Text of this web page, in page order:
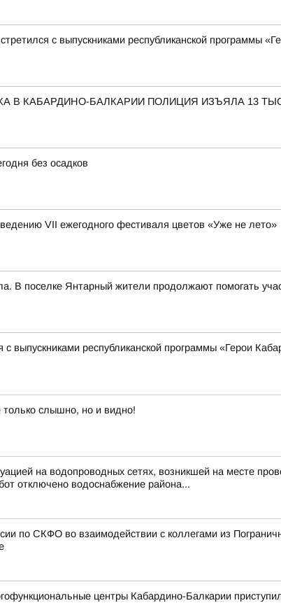
с выпускниками республиканской программы
В КАБАРДИНО-БАЛКАРИИ ПОЛИЦИЯ ИЗЪЯЛА 13
без осадков
VII ежегодного фестиваля цветов «Уже не лето»
В поселке Янтарный жители продолжают помогать
с выпускниками республиканской программы «Герои
слышно, но и видно!
на водопроводных сетях, возникшей на месте
отключено водоснабжение района...
по СКФО во взаимодействии с коллегами из
центры Кабардино-Балкарии